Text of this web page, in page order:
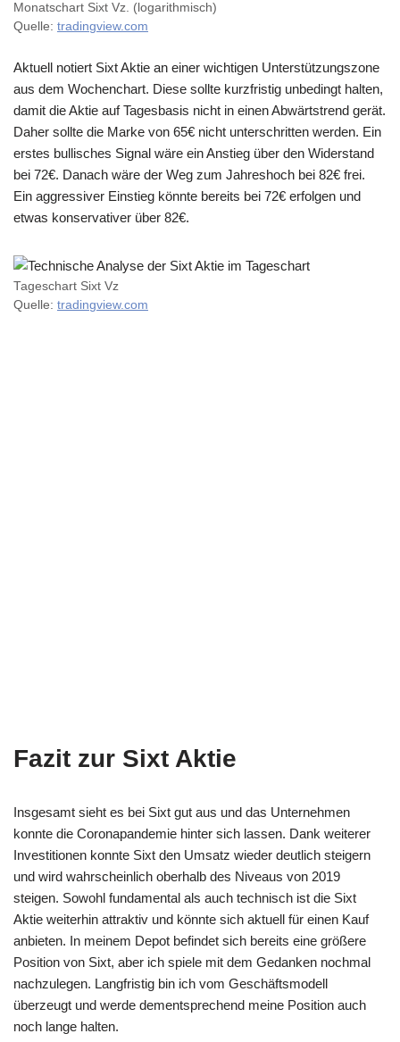
Monatschart Sixt Vz. (logarithmisch)
Quelle: tradingview.com
Aktuell notiert Sixt Aktie an einer wichtigen Unterstützungszone
aus dem Wochenchart. Diese sollte kurzfristig unbedingt halten,
damit die Aktie auf Tagesbasis nicht in einen Abwärtstrend gerät.
Daher sollte die Marke von 65€ nicht unterschritten werden. Ein
erstes bullisches Signal wäre ein Anstieg über den Widerstand
bei 72€. Danach wäre der Weg zum Jahreshoch bei 82€ frei.
Ein aggressiver Einstieg könnte bereits bei 72€ erfolgen und
etwas konservativer über 82€.
Tageschart Sixt Vz
Quelle: tradingview.com
Fazit zur Sixt Aktie
Insgesamt sieht es bei Sixt gut aus und das Unternehmen
konnte die Coronapandemie hinter sich lassen. Dank weiterer
Investitionen konnte Sixt den Umsatz wieder deutlich steigern
und wird wahrscheinlich oberhalb des Niveaus von 2019
steigen. Sowohl fundamental als auch technisch ist die Sixt
Aktie weiterhin attraktiv und könnte sich aktuell für einen Kauf
anbieten. In meinem Depot befindet sich bereits eine größere
Position von Sixt, aber ich spiele mit dem Gedanken nochmal
nachzulegen. Langfristig bin ich vom Geschäftsmodell
überzeugt und werde dementsprechend meine Position auch
noch lange halten.